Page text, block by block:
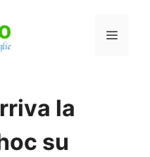
Menu
la
su